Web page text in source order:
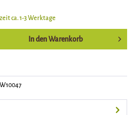
ca. 1-3 Werktage
In den Warenkorb